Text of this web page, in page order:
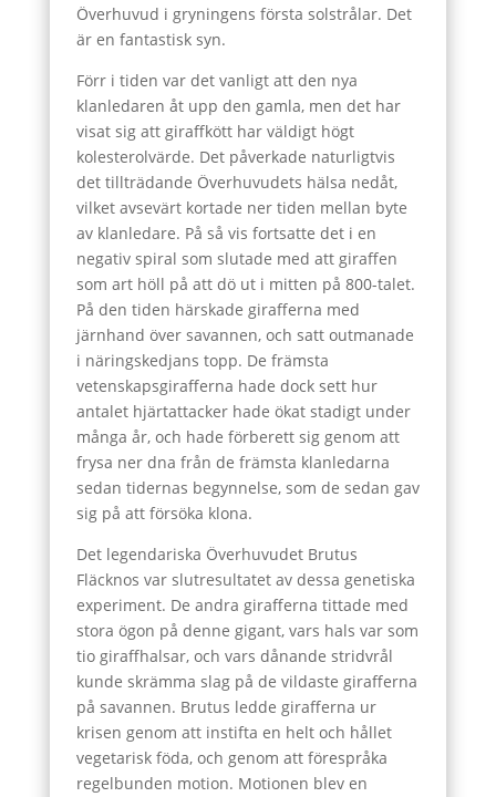
Överhuvud i gryningens första solstrålar. Det
är en fantastisk syn.
Förr i tiden var det vanligt att den nya
klanledaren åt upp den gamla, men det har
visat sig att giraffkött har väldigt högt
kolesterolvärde. Det påverkade naturligtvis
det tillträdande Överhuvudets hälsa nedåt,
vilket avsevärt kortade ner tiden mellan byte
av klanledare. På så vis fortsatte det i en
negativ spiral som slutade med att giraffen
som art höll på att dö ut i mitten på 800-talet.
På den tiden härskade girafferna med
järnhand över savannen, och satt outmanade
i näringskedjans topp. De främsta
vetenskapsgirafferna hade dock sett hur
antalet hjärtattacker hade ökat stadigt under
många år, och hade förberett sig genom att
frysa ner dna från de främsta klanledarna
sedan tidernas begynnelse, som de sedan gav
sig på att försöka klona.
Det legendariska Överhuvudet Brutus
Fläcknos var slutresultatet av dessa genetiska
experiment. De andra girafferna tittade med
stora ögon på denne gigant, vars hals var som
tio giraffhalsar, och vars dånande stridvrål
kunde skrämma slag på de vildaste girafferna
på savannen. Brutus ledde girafferna ur
krisen genom att instifta en helt och hållet
vegetarisk föda, och genom att förespråka
regelbunden motion. Motionen blev en